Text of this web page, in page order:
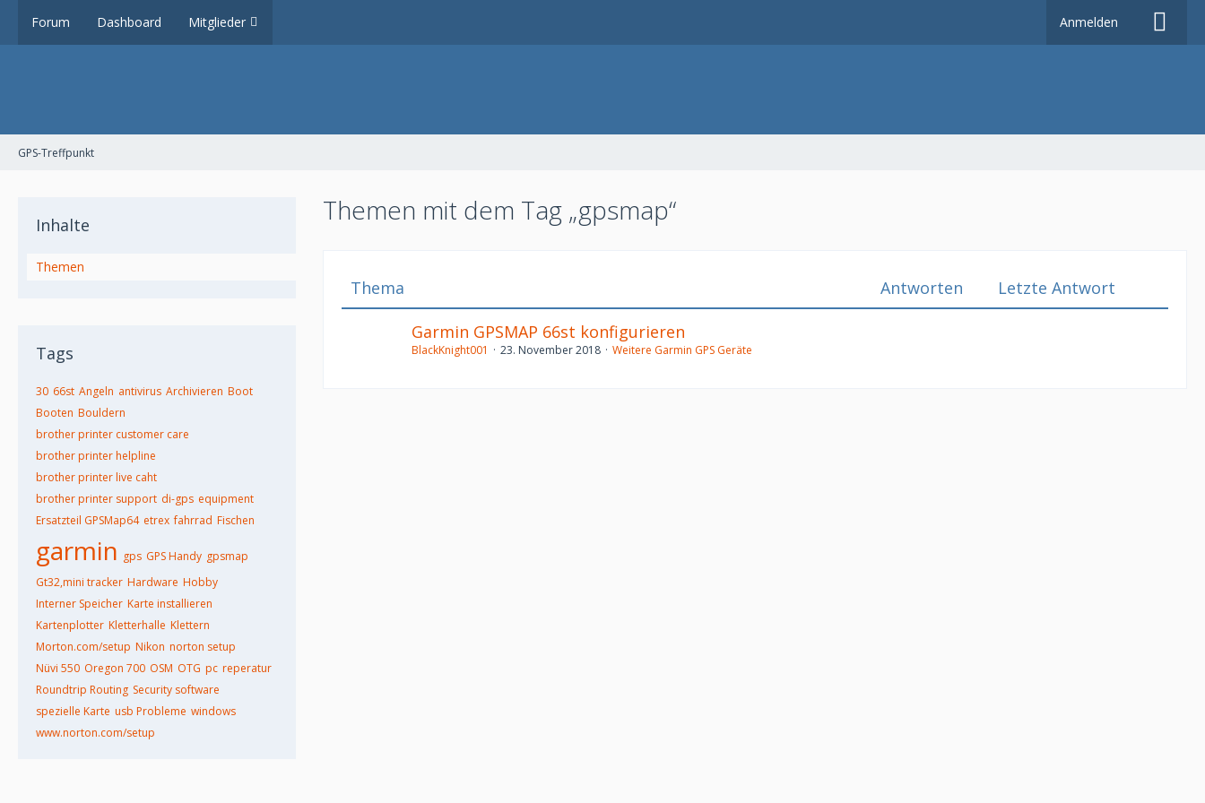
Forum Dashboard Mitglieder Anmelden
GPS-Treffpunkt
Inhalte
Themen
Tags
30 66st Angeln antivirus Archivieren Boot
Booten Bouldern
brother printer customer care
brother printer helpline
brother printer live caht
brother printer support di-gps equipment
Ersatzteil GPSMap64 etrex fahrrad Fischen
garmin gps GPS Handy gpsmap
Gt32,mini tracker Hardware Hobby
Interner Speicher Karte installieren
Kartenplotter Kletterhalle Klettern
Morton.com/setup Nikon norton setup
Nüvi 550 Oregon 700 OSM OTG pc reperatur
Roundtrip Routing Security software
spezielle Karte usb Probleme windows
www.norton.com/setup
Themen mit dem Tag „gpsmap“
Thema Antworten Letzte Antwort
Garmin GPSMAP 66st konfigurieren
BlackKnight001 23. November 2018 Weitere Garmin GPS Geräte